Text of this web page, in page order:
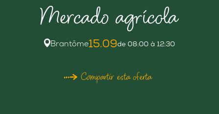
Mercado agrícola
Brantôme15.09de 08:00 à 12:30
Compartir esta oferta